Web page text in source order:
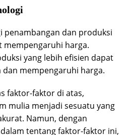
penambangan dan produksi
mempengaruhi harga.
yang lebih efisien dapat
mempengaruhi harga.
faktor-faktor di atas,
mulia menjadi sesuatu yang
Namun, dengan
tentang faktor-faktor ini,